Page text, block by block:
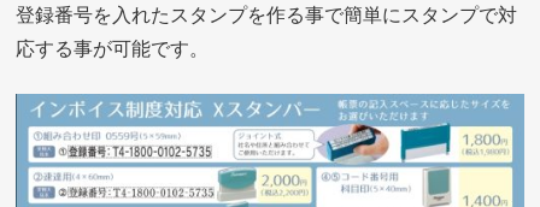
登録番号を入れたスタンプを作る事で簡単にスタンプで対
応する事が可能です。